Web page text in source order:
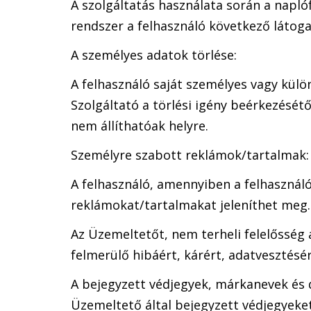
A szolgáltatás használata során a
rendszer a felhasználó következő
A személyes adatok törlése:
A felhasználó saját személyes vagy
Szolgáltató a törlési igény
nem állíthatóak helyre.
Személyre szabott reklámok/tartalmak:
A felhasználó, amennyiben a
reklámokat/tartalmakat jeleníthet meg.
Az Üzemeltetőt, nem terheli
felmerülő hibáért, kárért,
A bejegyzett védjegyek, márkanevek
Üzemeltető által bejegyzett